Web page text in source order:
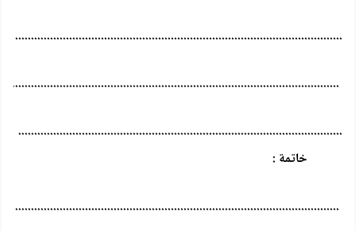
.......................................................................................................
........................................................................................................
......................................................................................................
خاتمة :
......................................................................................................